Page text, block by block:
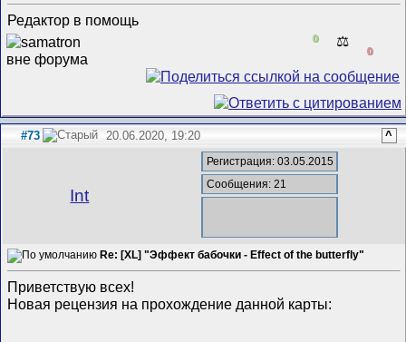
Редактор в помощь
0 ⚖️
0
#73 20.06.2020, 19:20 ^
Int
Регистрация: 03.05.2015
Сообщения: 21
Re: [XL] "Эффект бабочки - Effect of the butterfly"
Приветствую всех!
Новая рецензия на прохождение данной карты: